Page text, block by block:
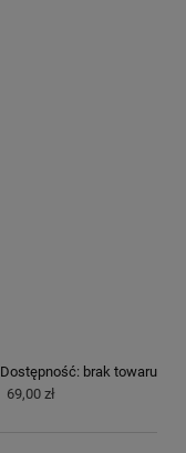
Dostępność: brak towaru
69,00 zł